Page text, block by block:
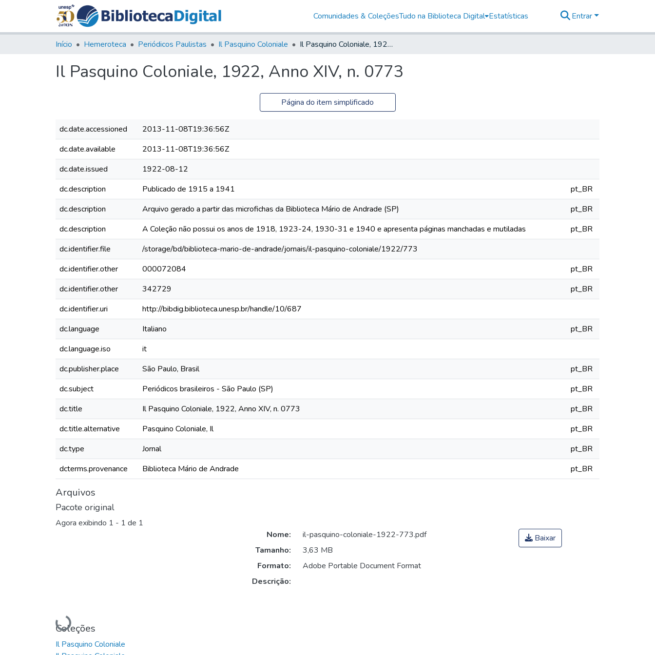
Comunidades & ColeçõesTudo na Biblioteca Digital Estatísticas Entrar
Início Hemeroteca Periódicos Paulistas Il Pasquino Coloniale Il Pasquino Coloniale, 1922, Anno XIV, n. 0773
Il Pasquino Coloniale, 1922, Anno XIV, n. 0773
Página do item simplificado
dc.date.accessioned
2013-11-08T19:36:56Z
dc.date.available
2013-11-08T19:36:56Z
dc.date.issued
1922-08-12
dc.description
Publicado de 1915 a 1941
pt_BR
dc.description
Arquivo gerado a partir das microfichas da Biblioteca Mário de Andrade (SP)
pt_BR
dc.description
A Coleção não possui os anos de 1918, 1923-24, 1930-31 e 1940 e apresenta páginas manchadas e mutiladas
pt_BR
dc.identifier.file
/storage/bd/biblioteca-mario-de-andrade/jornais/il-pasquino-coloniale/1922/773
dc.identifier.other
000072084
pt_BR
dc.identifier.other
342729
pt_BR
dc.identifier.uri
http://bibdig.biblioteca.unesp.br/handle/10/687
dc.language
Italiano
pt_BR
dc.language.iso
it
dc.publisher.place
São Paulo, Brasil
pt_BR
dc.subject
Periódicos brasileiros - São Paulo (SP)
pt_BR
dc.title
Il Pasquino Coloniale, 1922, Anno XIV, n. 0773
pt_BR
dc.title.alternative
Pasquino Coloniale, Il
pt_BR
dc.type
Jornal
pt_BR
dcterms.provenance
Biblioteca Mário de Andrade pt_BR
Arquivos
Pacote original
Agora exibindo 1 - 1 de 1
Carregando...
Nome:
il-pasquino-coloniale-1922-773.pdf
Tamanho:
3,63 MB
Formato:
Adobe Portable Document Format
Descrição:
Baixar
Coleções
Il Pasquino Coloniale